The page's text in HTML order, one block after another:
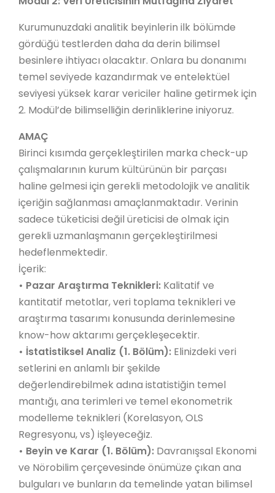
Kurumunuzdaki analitik beyinlerin ilk bölümde
gördüğü testlerden daha da derin bilimsel
besinlere ihtiyacı olacaktır. Onlara bu donanımı
temel seviyede kazandırmak ve entelektüel
seviyesi yüksek karar vericiler haline getirmek için
2. Modül’de bilimselliğin derinliklerine iniyoruz.
AMAÇ
Birinci kısımda gerçekleştirilen marka check-up
çalışmalarının kurum kültürünün bir parçası
haline gelmesi için gerekli metodolojik ve analitik
içeriğin sağlanması amaçlanmaktadır. Verinin
sadece tüketicisi değil üreticisi de olmak için
gerekli uzmanlaşmanın gerçekleştirilmesi
hedeflenmektedir.
İçerik:
• Pazar Araştırma Teknikleri: Kalitatif ve
kantitatif metotlar, veri toplama teknikleri ve
araştırma tasarımı konusunda derinlemesine
know-how aktarımı gerçekleşecektir.
• İstatistiksel Analiz (1. Bölüm): Elinizdeki veri
setlerini en anlamlı bir şekilde
değerlendirebilmek adına istatistiğin temel
mantığı, ana terimleri ve temel ekonometrik
modelleme teknikleri (Korelasyon, OLS
Regresyonu, vs) işleyeceğiz.
• Beyin ve Karar (1. Bölüm): Davranışsal Ekonomi
ve Nörobilim çerçevesinde önümüze çıkan ana
bulguları ve bunların da temelinde yatan bilimsel